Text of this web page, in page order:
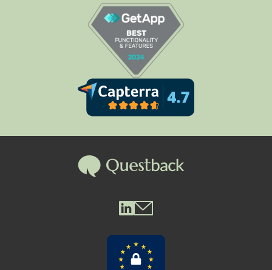
Questback LinkedIn
Questback Mail